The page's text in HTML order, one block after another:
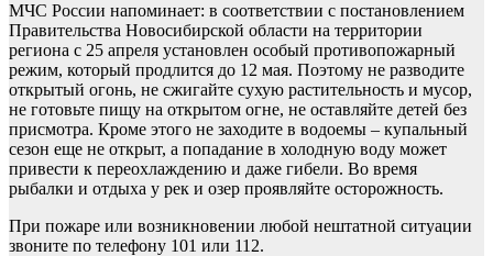
МЧС России напоминает: в соответствии с постановлением
Правительства Новосибирской области на территории
региона с 25 апреля установлен особый противопожарный
режим, который продлится до 12 мая. Поэтому не разводите
открытый огонь, не сжигайте сухую растительность и мусор,
не готовьте пищу на открытом огне, не оставляйте детей без
присмотра. Кроме этого не заходите в водоемы – купальный
сезон еще не открыт, а попадание в холодную воду может
привести к переохлаждению и даже гибели. Во время
рыбалки и отдыха у рек и озер проявляйте осторожность.
При пожаре или возникновении любой нештатной ситуации
звоните по телефону 101 или 112.